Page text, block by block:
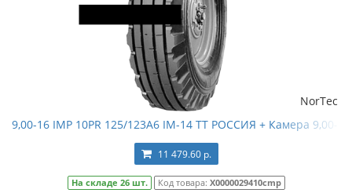
NorTec
9,00-16 IMP 10PR 125/123A6 IM-14 TT РОССИЯ + Камера 9,00-
11 479.60 р.
На складе 26 шт. Код товара: Х0000029410cmp